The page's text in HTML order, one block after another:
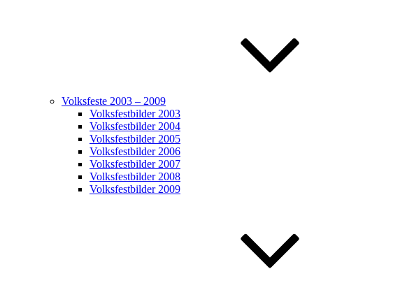
Volksfeste 2003 – 2009
Volksfestbilder 2003
Volksfestbilder 2004
Volksfestbilder 2005
Volksfestbilder 2006
Volksfestbilder 2007
Volksfestbilder 2008
Volksfestbilder 2009